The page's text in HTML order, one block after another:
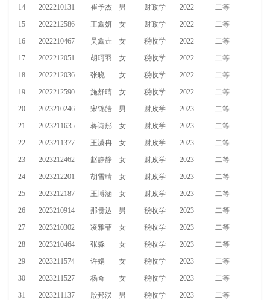
14
2022210131 崔予杰 男 财政学 2022
二等
15
2022212586 王鑫妍 女 财政学 2022
二等
16
2022210467 吴鑫垚 女 税收学 2022
二等
17
2022212051 胡珂羽 女 税收学 2022
二等
18
2022212036 张晓 女 税收学 2022
二等
19
2022212590 施舒晴 女 税收学 2022
二等
20
2023210246 宋锦皓 男 财政学 2023
二等
21
2023211635 蒋诗彤 女 财政学 2023
二等
22
2023211377 王潇冉 女 财政学 2023
二等
23
2023212462 赵静静 女 财政学 2023
二等
24
2023212201 胡雪晴 女 财政学 2023
二等
25
2023212187 王博涵 女 财政学 2023
二等
26
2023210914 那贵达 男 税收学 2023
二等
27
2023210302 凌雅菲 女 税收学 2023
二等
28
2023210464 张淼 女 税收学 2023
二等
29
2023211574 许娟 女 税收学 2023
二等
30
2023211527 杨奇 女 税收学 2023
二等
31
2023211137 殷邦淏 男 税收学 2023
二等